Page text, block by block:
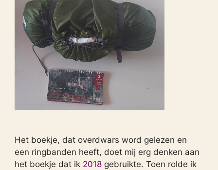
Het boekje, dat overdwars word gelezen en
een ringbanden heeft, doet mij erg denken aan
het boekje dat ik 2018 gebruikte. Toen rolde ik